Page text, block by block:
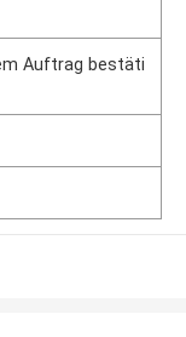
Auftrag bestäti